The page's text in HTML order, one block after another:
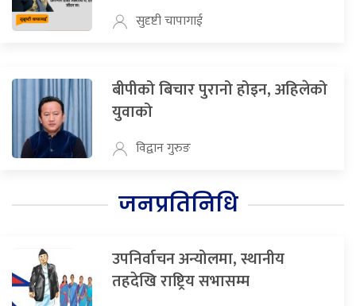
सुदृष्टी चापागाई
बीपीको बिचार पुरानो होइन, अहिलेको
युवाको
विद्वान गुरुङ
जनप्रतिनिधि
उपनिर्वाचन अन्योलमा, स्थानीय
तहदेखि राष्ट्रिय सभासम्म